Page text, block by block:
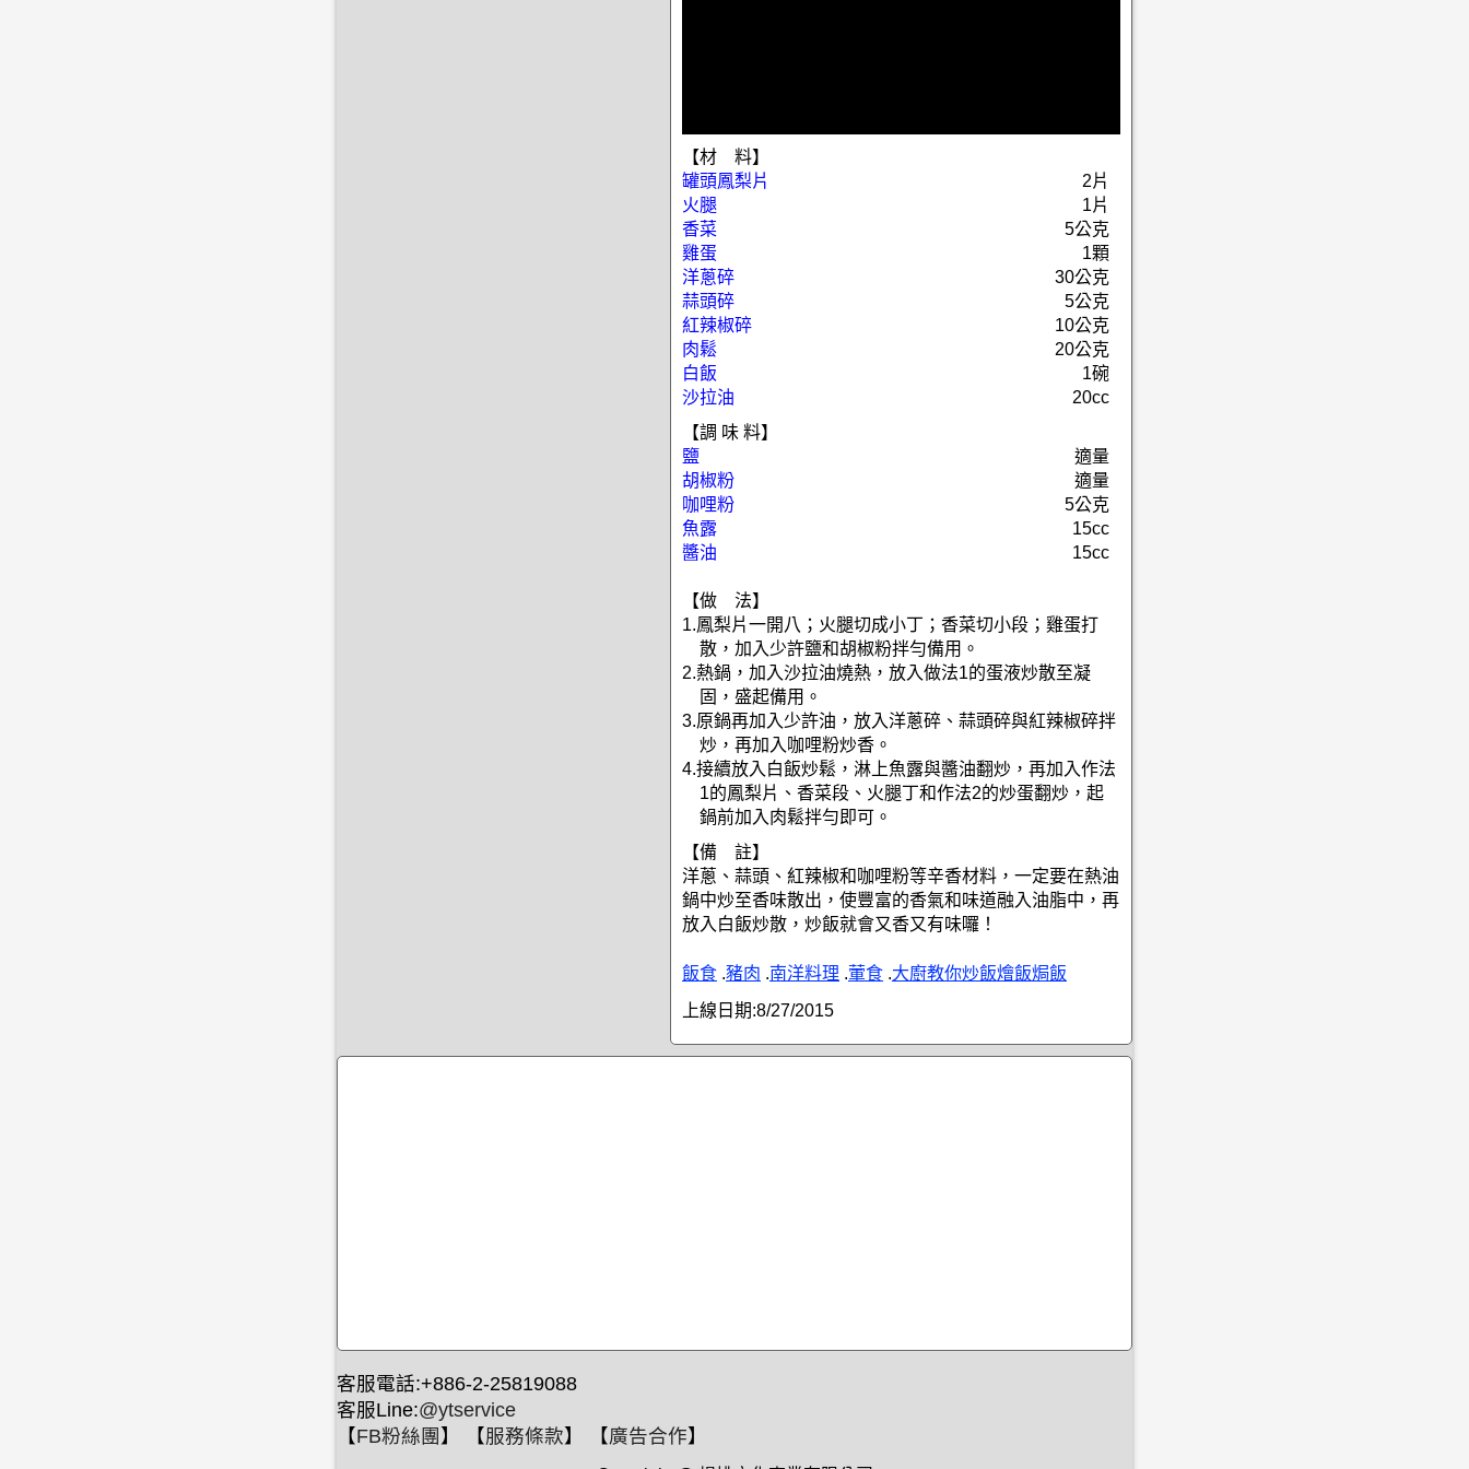
【材 料】
罐頭鳳梨片
2片
火腿
1片
香菜
5公克
雞蛋
1顆
洋蔥碎
30公克
蒜頭碎
5公克
紅辣椒碎
10公克
肉鬆
20公克
白飯
1碗
沙拉油
20cc
【調 味 料】
鹽
適量
胡椒粉
適量
咖哩粉
5公克
魚露
15cc
醬油
15cc
【做 法】
1.鳳梨片一開八；火腿切成小丁；香菜切小段；雞蛋打
散，加入少許鹽和胡椒粉拌勻備用。
2.熱鍋，加入沙拉油燒熱，放入做法1的蛋液炒散至凝
固，盛起備用。
3.原鍋再加入少許油，放入洋蔥碎、蒜頭碎與紅辣椒碎拌
炒，再加入咖哩粉炒香。
4.接續放入白飯炒鬆，淋上魚露與醬油翻炒，再加入作法
1的鳳梨片、香菜段、火腿丁和作法2的炒蛋翻炒，起
鍋前加入肉鬆拌勻即可。
【備 註】
洋蔥、蒜頭、紅辣椒和咖哩粉等辛香材料，一定要在熱油
鍋中炒至香味散出，使豐富的香氣和味道融入油脂中，再
放入白飯炒散，炒飯就會又香又有味囉！
飯食 .豬肉 .南洋料理 .葷食 .大廚教你炒飯燴飯焗飯
上線日期:8/27/2015
客服電話:+886-2-25819088
客服Line:@ytservice
【FB粉絲團 】 【服務條款】 【廣告合作】